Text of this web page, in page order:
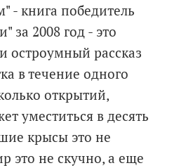
- книга победитель
за 2008 год - это
остроумный рассказ
в течение одного
открытий,
уместиться в десять
крысы это не
это не скучно, а еще